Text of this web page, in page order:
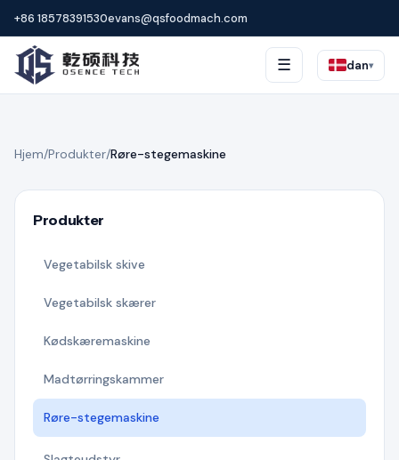
+86 18578391530evans@qsfoodmach.com
☰ dan▾
Hjem/Produkter/Røre-stegemaskine
Produkter
Vegetabilsk skive
Vegetabilsk skærer
Kødskæremaskine
Madtørringskammer
Røre-stegemaskine